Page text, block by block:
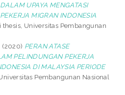
UPAYA MENGATASI
MIGRAN INDONESIA
thesis, Universitas Pembangunan
(2020) PERAN ATASE
PELINDUNGAN PEKERJA
DI MALAYSIA PERIODE
Pembangunan Nasional